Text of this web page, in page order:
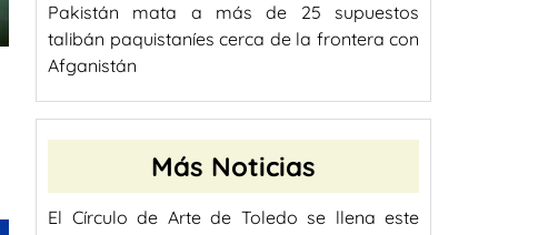
Pakistán mata a más de 25 supuestos
talibán paquistaníes cerca de la frontera con
Afganistán
Más Noticias
El Círculo de Arte de Toledo se llena este